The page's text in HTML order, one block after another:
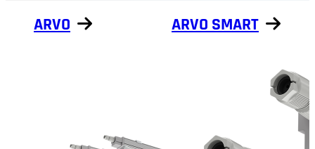
ARVO ARVO SMART